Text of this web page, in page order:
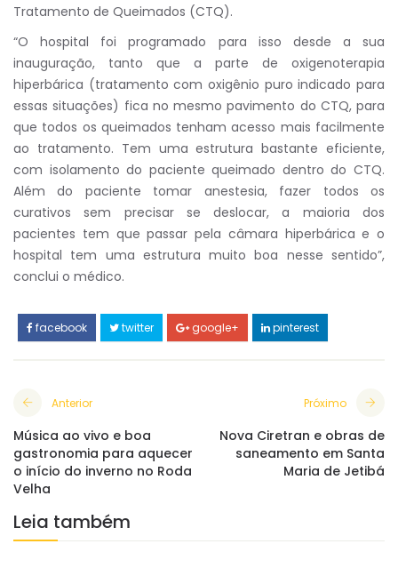
Tratamento de Queimados (CTQ).
“O hospital foi programado para isso desde a sua
inauguração, tanto que a parte de oxigenoterapia
hiperbárica (tratamento com oxigênio puro indicado para
essas situações) fica no mesmo pavimento do CTQ, para
que todos os queimados tenham acesso mais facilmente
ao tratamento. Tem uma estrutura bastante eficiente,
com isolamento do paciente queimado dentro do CTQ.
Além do paciente tomar anestesia, fazer todos os
curativos sem precisar se deslocar, a maioria dos
pacientes tem que passar pela câmara hiperbárica e o
hospital tem uma estrutura muito boa nesse sentido”,
conclui o médico.
facebook twitter google+ pinterest
Anterior
Música ao vivo e boa
gastronomia para aquecer
o início do inverno no Roda
Velha
Próximo
Nova Ciretran e obras de
saneamento em Santa
Maria de Jetibá
Leia também